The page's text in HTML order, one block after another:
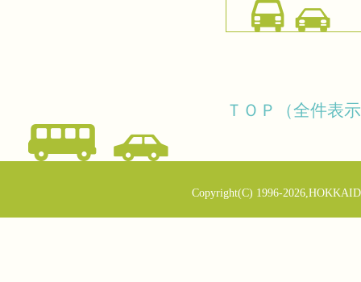
ＴＯＰ（全件表
Copyright(C) 1996-